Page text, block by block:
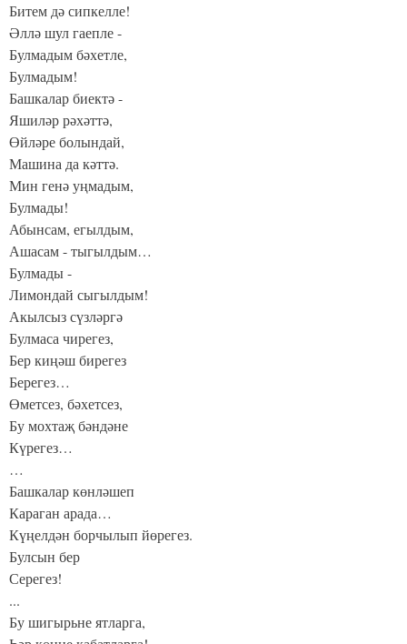
Битем дә сипкелле!
Әллә шул гаепле -
Булмадым бәхетле,
Булмадым!
Башкалар биектә -
Яшиләр рәхәттә,
Өйләре болындай,
Машина да кәттә.
Мин генә уңмадым,
Булмады!
Абынсам, егылдым,
Ашасам - тыгылдым…
Булмады -
Лимондай сыгылдым!
Акылсыз сүзләргә
Булмаса чирегез,
Бер киңәш бирегез
Берегез…
Өметсез, бәхетсез,
Бу мохтаҗ бәндәне
Күрегез…
…
Башкалар көнләшеп
Караган арада…
Күңелдән борчылып йөрегез.
Булсын бер
Серегез!
...
Бу шигырьне ятларга,